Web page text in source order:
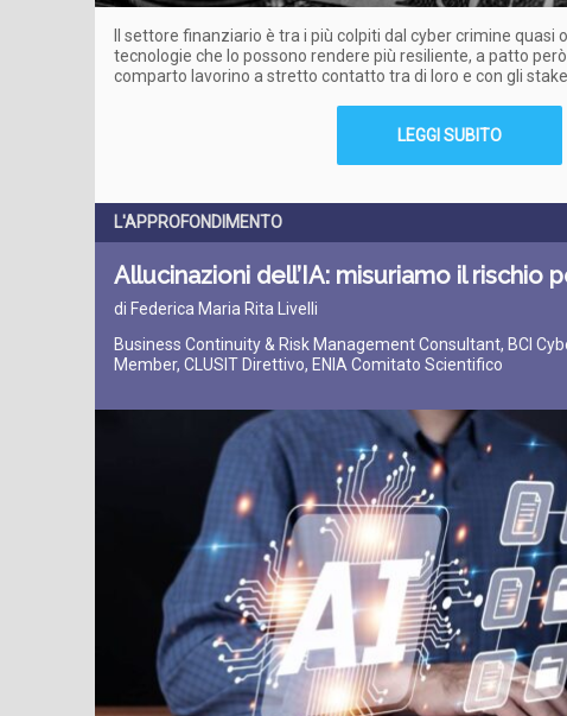
Il settore finanziario è tra i più colpiti dal cyber crimine quasi
tecnologie che lo possono rendere più resiliente, a patto
comparto lavorino a stretto contatto tra di loro e con gli
LEGGI SUBITO
L'APPROFONDIMENTO
Allucinazioni dell’IA: misuriamo il rischio
di Federica Maria Rita Livelli
Business Continuity & Risk Management Consultant, BCI
Member, CLUSIT Direttivo, ENIA Comitato Scientifico